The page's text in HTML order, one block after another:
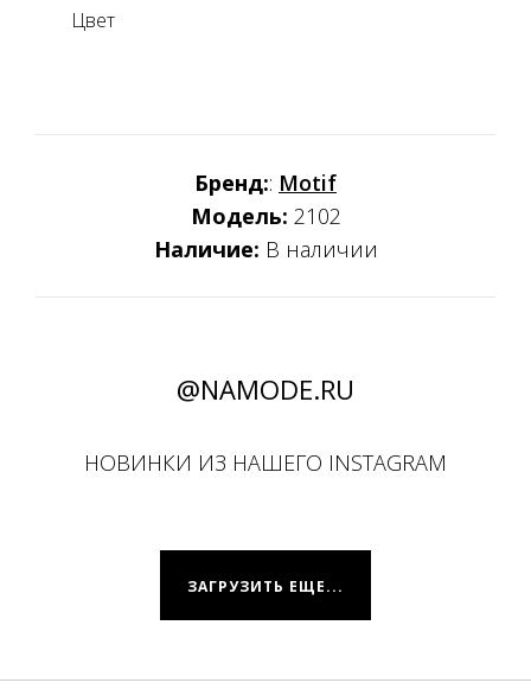
Цвет
Бренд:: Motif
Модель: 2102
Наличие: В наличии
@NAMODE.RU
НОВИНКИ ИЗ НАШЕГО INSTAGRAM
ЗАГРУЗИТЬ ЕЩЕ...